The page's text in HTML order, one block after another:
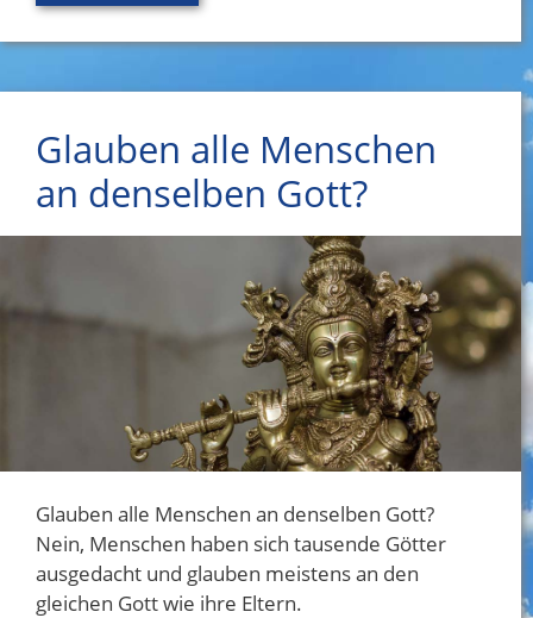
Glauben alle Menschen
an denselben Gott?
Glauben alle Menschen an denselben Gott?
Nein, Menschen haben sich tausende Götter
ausgedacht und glauben meistens an den
gleichen Gott wie ihre Eltern.